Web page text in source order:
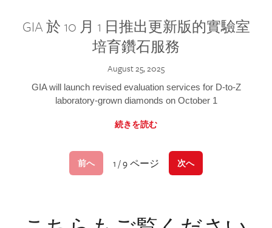
GIA 於 10 月 1 日推出更新版的實驗室
培育鑽石服務
August 25, 2025
GIA will launch revised evaluation services for D-to-Z
laboratory-grown diamonds on October 1
続きを読む
前へ 1 / 9 ページ 次へ